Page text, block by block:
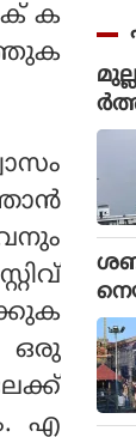
ക
ഒരു
എ